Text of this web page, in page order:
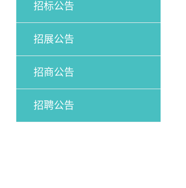
招标公告
招展公告
招商公告
招聘公告